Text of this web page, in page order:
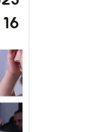
16 لانطلاقة الح